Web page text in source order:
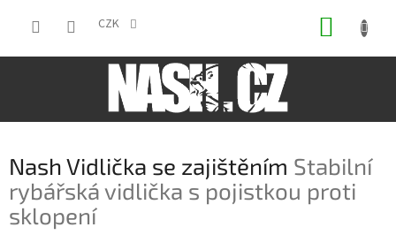
CZK
Nash Vidlička se zajištěním Stabilní
rybářská vidlička s pojistkou proti
sklopení